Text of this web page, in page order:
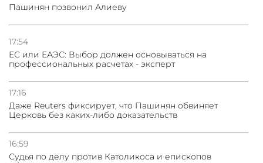
Пашинян позвонил Алиеву
17:54
ЕС или ЕАЭС: Выбор должен основываться на
профессиональных расчетах - эксперт
17:16
Даже Reuters фиксирует, что Пашинян обвиняет
Церковь без каких-либо доказательств
16:59
Судья по делу против Католикоса и епископов
Азербайджане
31.07.2026
Сотрудничество и очереди – детали визита главы
погрануправления СНБ Армении в Тбилиси